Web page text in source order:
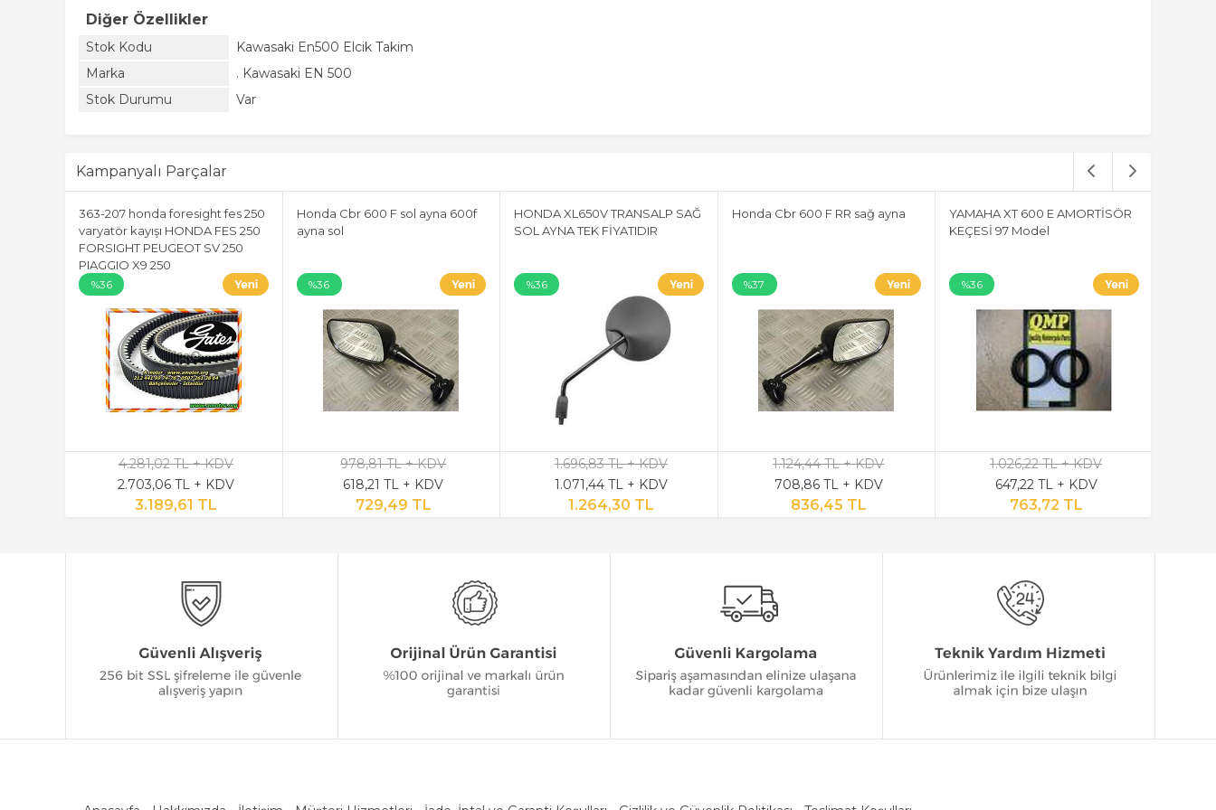
Diğer Özellikler
Stok Kodu
Kawasaki En500 Elcik Takim
Marka
. Kawasaki EN 500
Stok Durumu
Var
Kampanyalı Parçalar
363-207 honda foresight fes 250
varyatör kayışı HONDA FES 250
FORSIGHT PEUGEOT SV 250
PIAGGIO X9 250
%36
4.281,02 TL + KDV
2.703,06 TL + KDV
3.189,61 TL
Honda Cbr 600 F sol ayna 600f
ayna sol
%36
978,81 TL + KDV
618,21 TL + KDV
729,49 TL
HONDA XL650V TRANSALP SAĞ
SOL AYNA TEK FİYATIDIR
%36
1.696,83 TL + KDV
1.071,44 TL + KDV
1.264,30 TL
Honda Cbr 600 F RR sağ ayna
%37
1.124,44 TL + KDV
708,86 TL + KDV
836,45 TL
YAMAHA XT 600 E AMORTİSÖR
KEÇESİ 97 Model
%36
1.026,22 TL + KDV
647,22 TL + KDV
763,72 TL